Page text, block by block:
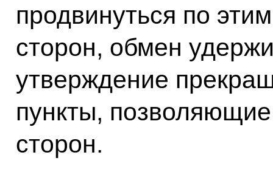
продвинуться по
сторон, обмен
утверждение
пункты,
сторон.